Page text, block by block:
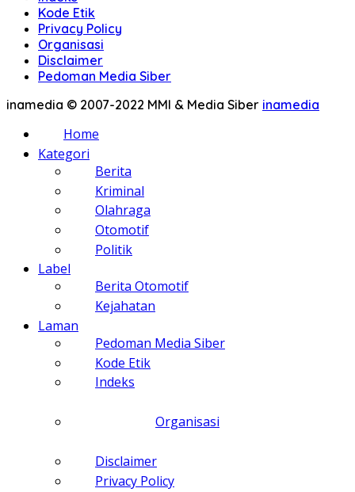
Kode Etik
Privacy Policy
Organisasi
Disclaimer
Pedoman Media Siber
inamedia © 2007-2022 MMI & Media Siber inamedia
Home
Kategori
Berita
Kriminal
Olahraga
Otomotif
Politik
Label
Berita Otomotif
Kejahatan
Laman
Pedoman Media Siber
Kode Etik
Indeks
Organisasi
Disclaimer
Privacy Policy